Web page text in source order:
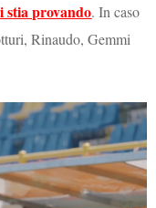
stia provando. In caso
Rinaudo, Gemmi